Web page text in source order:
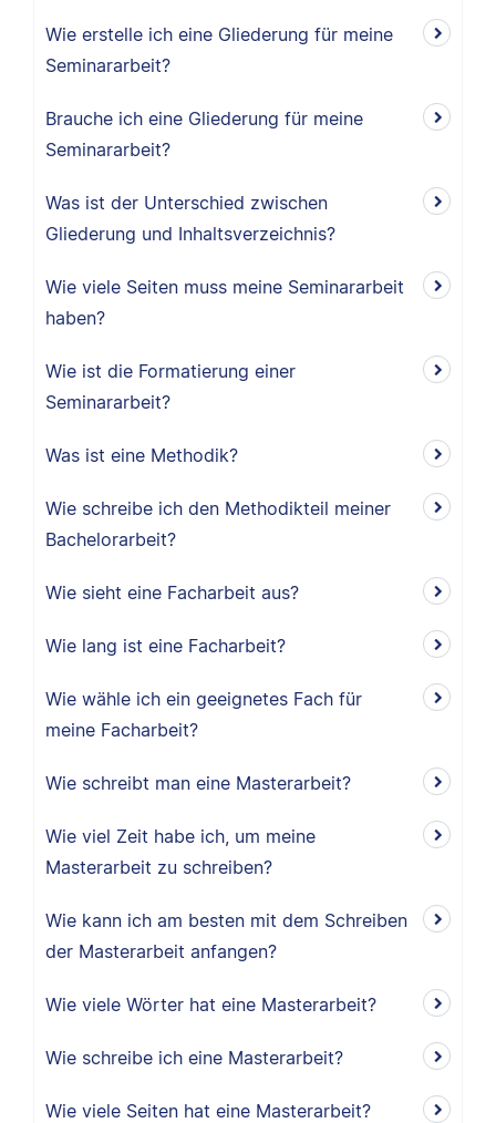
Wie erstelle ich eine Gliederung für meine
Seminararbeit?
Brauche ich eine Gliederung für meine
Seminararbeit?
Was ist der Unterschied zwischen
Gliederung und Inhaltsverzeichnis?
Wie viele Seiten muss meine Seminararbeit
haben?
Wie ist die Formatierung einer
Seminararbeit?
Was ist eine Methodik?
Wie schreibe ich den Methodikteil meiner
Bachelorarbeit?
Wie sieht eine Facharbeit aus?
Wie lang ist eine Facharbeit?
Wie wähle ich ein geeignetes Fach für
meine Facharbeit?
Wie schreibt man eine Masterarbeit?
Wie viel Zeit habe ich, um meine
Masterarbeit zu schreiben?
Wie kann ich am besten mit dem Schreiben
der Masterarbeit anfangen?
Wie viele Wörter hat eine Masterarbeit?
Wie schreibe ich eine Masterarbeit?
Wie viele Seiten hat eine Masterarbeit?